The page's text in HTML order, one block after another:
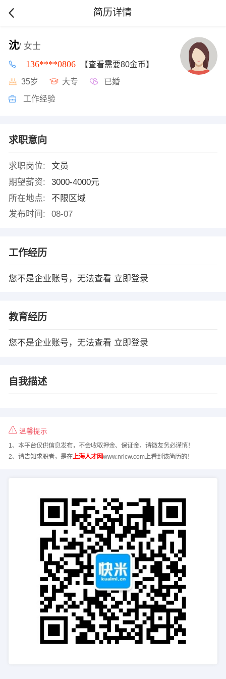
简历详情
沈/ 女士
136****0806 【查看需要80金币】
35岁 大专 已婚
工作经验
求职意向
求职岗位:
文员
期望薪资:
3000-4000元
所在地点:
不限区域
发布时间:
08-07
工作经历
您不是企业账号，无法查看 立即登录
教育经历
您不是企业账号，无法查看 立即登录
自我描述
温馨提示
1、本平台仅供信息发布，不会收取押金、保证金，请微友务必谨慎！
2、请告知求职者，是在上海人才网www.nricw.com上看到该简历的！